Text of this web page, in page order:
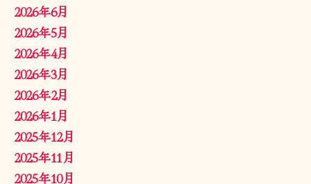
2026年6月
2026年5月
2026年4月
2026年3月
2026年2月
2026年1月
2025年12月
2025年11月
2025年10月